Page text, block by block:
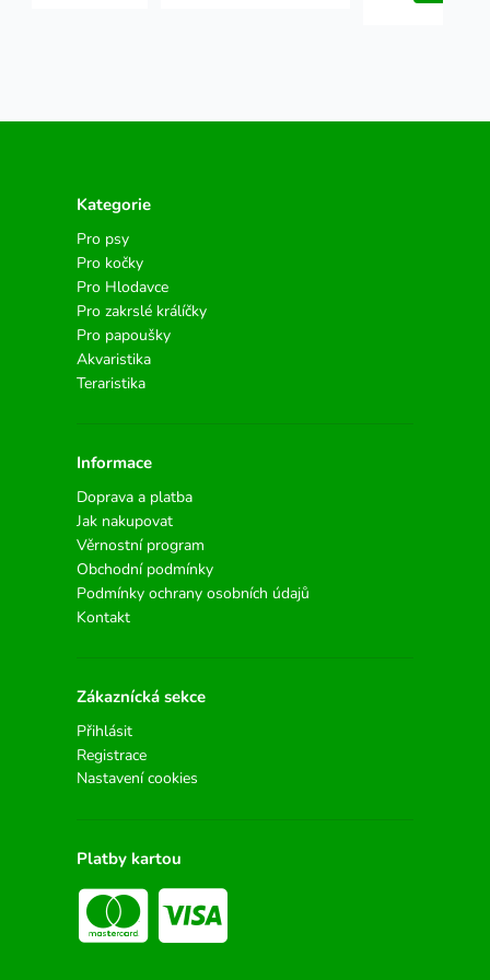
Kategorie
Pro psy
Pro kočky
Pro Hlodavce
Pro zakrslé králíčky
Pro papoušky
Akvaristika
Teraristika
Informace
Doprava a platba
Jak nakupovat
Věrnostní program
Obchodní podmínky
Podmínky ochrany osobních údajů
Kontakt
Zákaznícká sekce
Přihlásit
Registrace
Nastavení cookies
Platby kartou